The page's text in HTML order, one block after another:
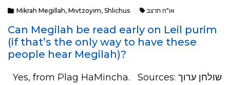
Mikrah Megillah, Mivtzoyim, Shlichus או"ח תרצב
Can Megilah be read early on Leil purim
(if that’s the only way to have these
people hear Megilah)?
Yes, from Plag HaMincha. Sources: שולחן ערוך